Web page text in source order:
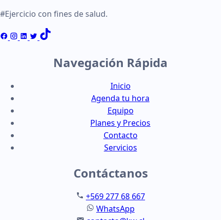
#Ejercicio con fines de salud.
Navegación Rápida
Inicio
Agenda tu hora
Equipo
Planes y Precios
Contacto
Servicios
Contáctanos
+569 277 68 667
WhatsApp